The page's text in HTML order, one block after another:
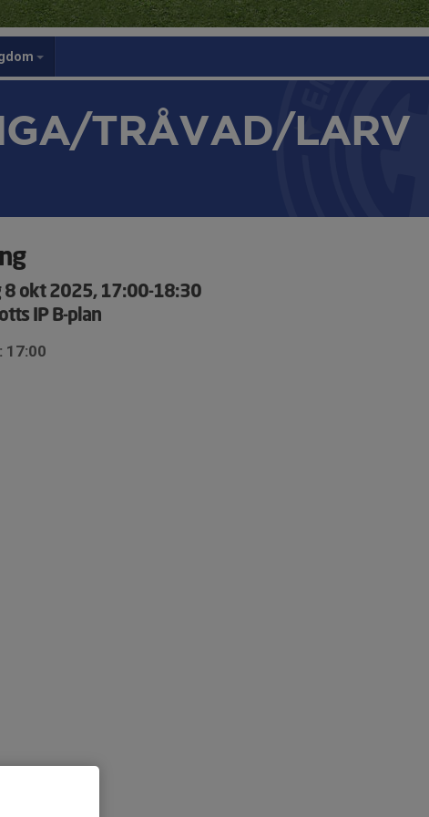
TRÅVAD/LARV
8 okt 2025, 17:00-18:30
IP B-plan
17:00